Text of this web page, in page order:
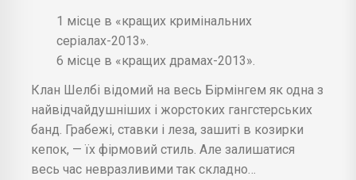
1 місце в «кращих кримінальних
серіалах-2013».
6 місце в «кращих драмах-2013».
Клан Шелбі відомий на весь Бірмінгем як одна з
найвідчайдушніших і жорстоких гангстерських
банд. Грабежі, ставки і леза, зашиті в козирки
кепок, — їх фірмовий стиль. Але залишатися
весь час невразливими так складно…